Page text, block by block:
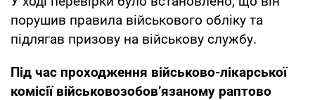
порушив правила військового обліку та
підлягав призову на військову службу.
Під час проходження військово-лікарської
комісії військовозобов’язаному раптово